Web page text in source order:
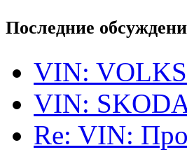
Последние
VIN:
VIN:
Re: VIN: